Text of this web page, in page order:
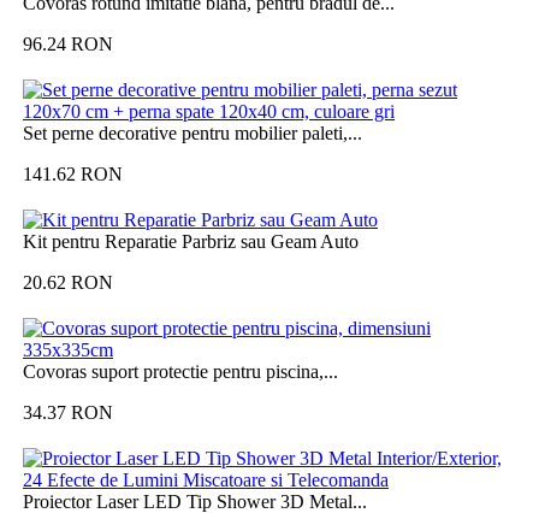
96.24 RON
Set perne decorative pentru mobilier paleti,...
141.62 RON
Kit pentru Reparatie Parbriz sau Geam Auto
20.62 RON
Covoras suport protectie pentru piscina,...
34.37 RON
Proiector Laser LED Tip Shower 3D Metal...